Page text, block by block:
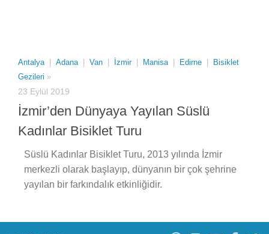
Antalya Adana Van İzmir Manisa Edirne
Bisiklet
Gezileri »
23 Eylül 2019
İzmir’den Dünyaya Yayılan Süslü
Kadınlar Bisiklet Turu
Süslü Kadınlar Bisiklet Turu, 2013 yılında İzmir
merkezli olarak başlayıp, dünyanın bir çok şehrine
yayılan bir farkındalık etkinliğidir.